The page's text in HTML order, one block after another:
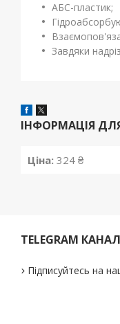
АБС-пластик;
Завдяки
ІНФОРМАЦІЯ
Ціна: 324 ₴
TELEGRAM КАНАЛ
Підписуйтесь на